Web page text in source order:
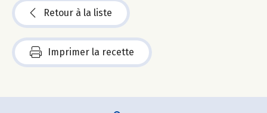
Retour à la liste
Imprimer la recette